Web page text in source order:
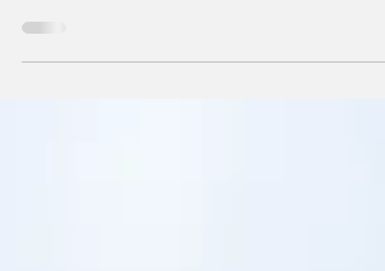
departamento. Frente a comerciantes,